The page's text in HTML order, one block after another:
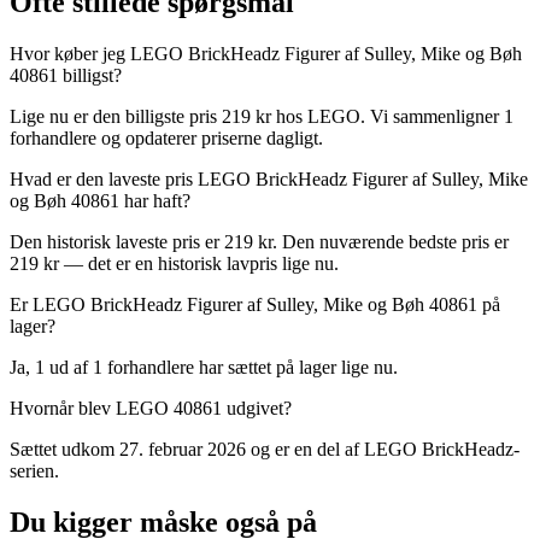
Hvor køber jeg LEGO BrickHeadz Figurer af Sulley, Mike og Bøh
40861 billigst?
Lige nu er den billigste pris 219 kr hos LEGO. Vi sammenligner 1
forhandlere og opdaterer priserne dagligt.
Hvad er den laveste pris LEGO BrickHeadz Figurer af Sulley, Mike
og Bøh 40861 har haft?
Den historisk laveste pris er 219 kr. Den nuværende bedste pris er
219 kr — det er en historisk lavpris lige nu.
Er LEGO BrickHeadz Figurer af Sulley, Mike og Bøh 40861 på
lager?
Ja, 1 ud af 1 forhandlere har sættet på lager lige nu.
Hvornår blev LEGO 40861 udgivet?
Sættet udkom 27. februar 2026 og er en del af LEGO BrickHeadz-
serien.
Du kigger måske også på